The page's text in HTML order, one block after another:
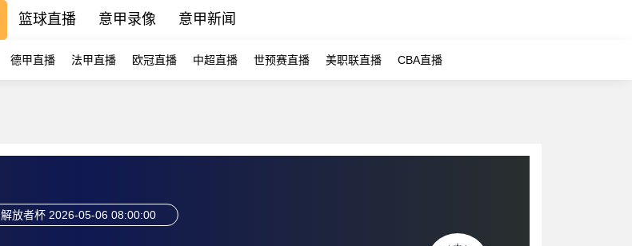
篮球直播 意甲录像 意甲新闻
德甲直播 法甲直播 欧冠直播 中超直播 世预赛直播 美职联直播 CBA直播
解放者杯 2026-05-06 08:00:00